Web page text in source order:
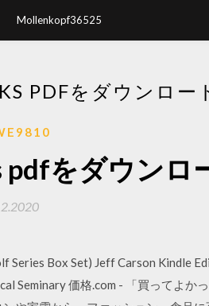
Mollenkopf36525
PDFをダウンロー
pdfをダウンロ
Box Set) Jeff Carson Kindle
Seminary 価格.com - 「買ってよか